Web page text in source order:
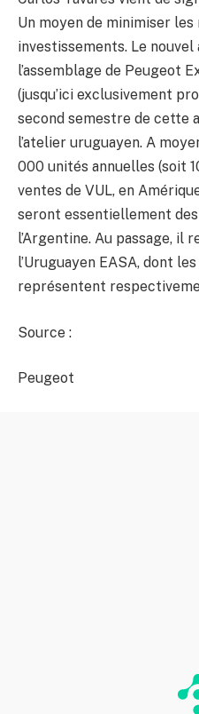
Un moyen de minimiser
investissements. Le
l’assemblage de Peugeot
(jusqu’ici exclusivement
second semestre de cette
l’atelier uruguayen. A
000 unités annuelles (soit
ventes de VUL, en
seront essentiellement
l’Argentine. Au passage, il
l’Uruguayen EASA, dont
représentent
Source :
Peugeot